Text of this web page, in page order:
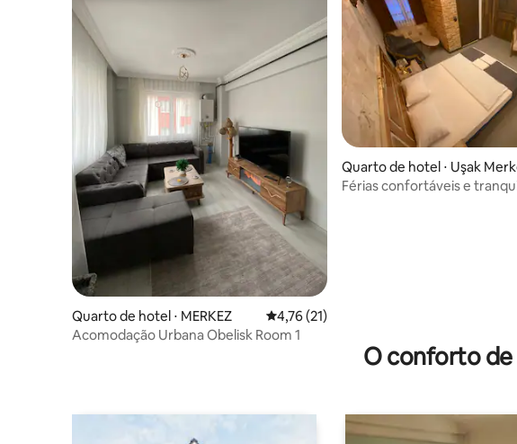
Quarto de hotel ⋅ MERKEZ 4,76 de uma avaliação média de 5, 21
4,76 (21)
Acomodação Urbana Obelisk Room 1
Quarto de hotel ⋅ Uşak
Férias confortáveis e
O conforto de